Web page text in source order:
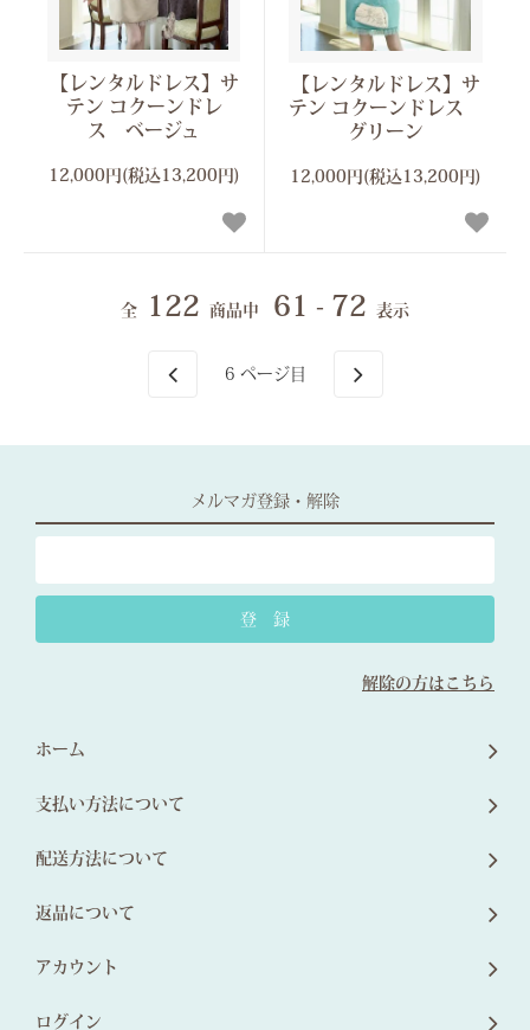
【レンタルドレス】サ
テン コクーンドレ
ス ベージュ
12,000円(税込13,200円)
【レンタルドレス】サ
テン コクーンドレス
グリーン
12,000円(税込13,200円)
全 122 商品中 61 - 72 表示
6 ページ目
メルマガ登録・解除
解除の方はこちら
ホーム
支払い方法について
配送方法について
返品について
アカウント
ログイン